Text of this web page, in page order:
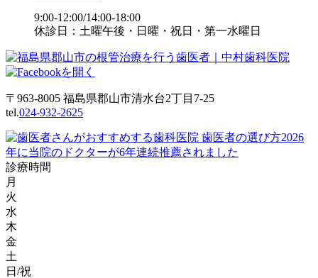
9:00-12:00/14:00-18:00
休診日：土曜午後・日曜・祝日・第一水曜日
〒963-8005 福島県郡山市清水台2丁目7-25
tel.024-932-2625
診療時間
月
火
水
木
金
土
日/祝